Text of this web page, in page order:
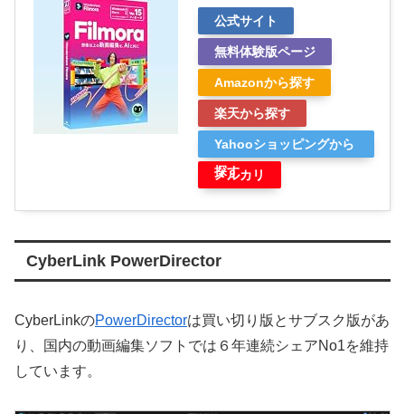
公式サイト
無料体験版ページ
Amazonから探す
楽天から探す
Yahooショッピングから
探す
メルカリ
CyberLink PowerDirector
CyberLinkのPowerDirectorは買い切り版とサブスク版があ
り、国内の動画編集ソフトでは６年連続シェアNo1を維持
しています。